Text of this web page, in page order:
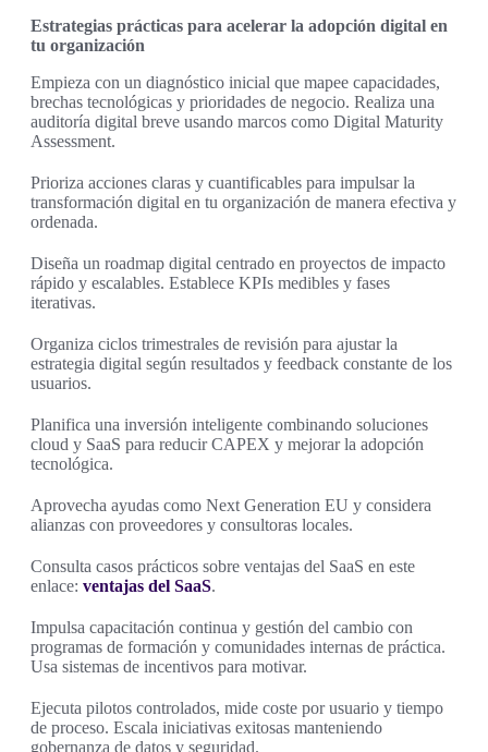
Estrategias prácticas para acelerar la adopción digital en
tu organización
Empieza con un diagnóstico inicial que mapee capacidades,
brechas tecnológicas y prioridades de negocio. Realiza una
auditoría digital breve usando marcos como Digital Maturity
Assessment.
Prioriza acciones claras y cuantificables para impulsar la
transformación digital en tu organización de manera efectiva y
ordenada.
Diseña un roadmap digital centrado en proyectos de impacto
rápido y escalables. Establece KPIs medibles y fases
iterativas.
Organiza ciclos trimestrales de revisión para ajustar la
estrategia digital según resultados y feedback constante de los
usuarios.
Planifica una inversión inteligente combinando soluciones
cloud y SaaS para reducir CAPEX y mejorar la adopción
tecnológica.
Aprovecha ayudas como Next Generation EU y considera
alianzas con proveedores y consultoras locales.
Consulta casos prácticos sobre ventajas del SaaS en este
enlace: ventajas del SaaS.
Impulsa capacitación continua y gestión del cambio con
programas de formación y comunidades internas de práctica.
Usa sistemas de incentivos para motivar.
Ejecuta pilotos controlados, mide coste por usuario y tiempo
de proceso. Escala iniciativas exitosas manteniendo
gobernanza de datos y seguridad.